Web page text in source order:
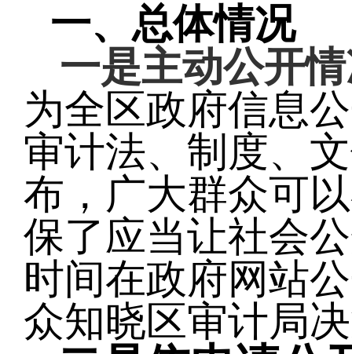
一、总体情况
一是主动公开
为全区政府信息
审计法、制度、
布，广大群众可
保了应当让社会
时间在政府网站
众知晓区审计局